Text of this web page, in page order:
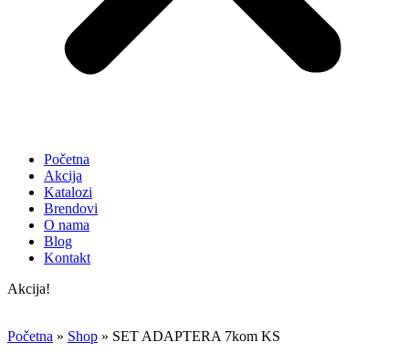
Početna
Akcija
Katalozi
Brendovi
O nama
Blog
Kontakt
Akcija!
Početna » Shop » SET ADAPTERA 7kom KS